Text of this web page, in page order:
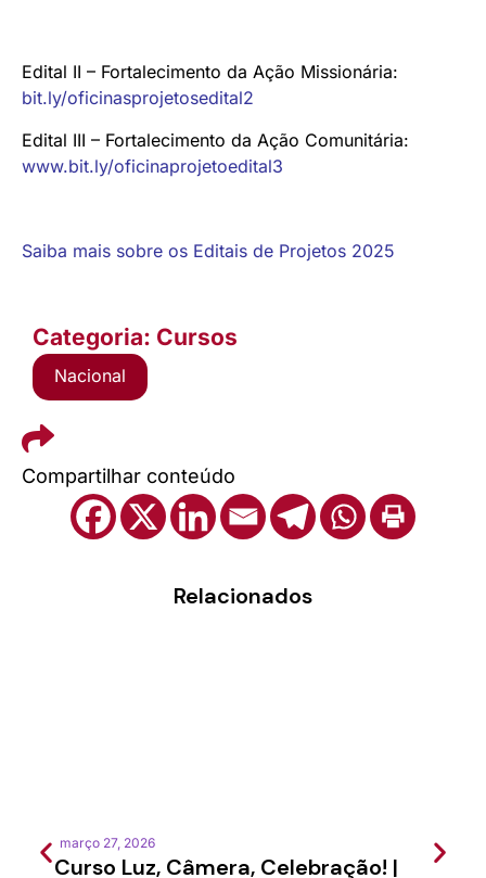
Edital II – Fortalecimento da Ação Missionária:
bit.ly/oficinasprojetosedital2
Edital III – Fortalecimento da Ação Comunitária:
www.bit.ly/oficinaprojetoedital3
Saiba mais sobre os Editais de Projetos 2025
Categoria: Cursos
Nacional
Compartilhar conteúdo
Relacionados
março 27, 2026
Curso Luz, Câmera, Celebração! |